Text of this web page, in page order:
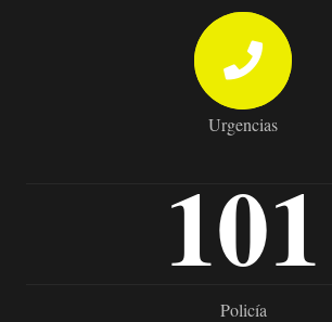
Urgencias
101
Policía